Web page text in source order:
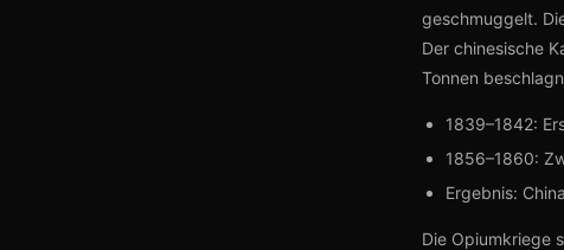
geschmuggelt.
Der chinesische
Tonnen
1839–1842:
1856–1860:
Ergebnis:
Die Opiumkriege